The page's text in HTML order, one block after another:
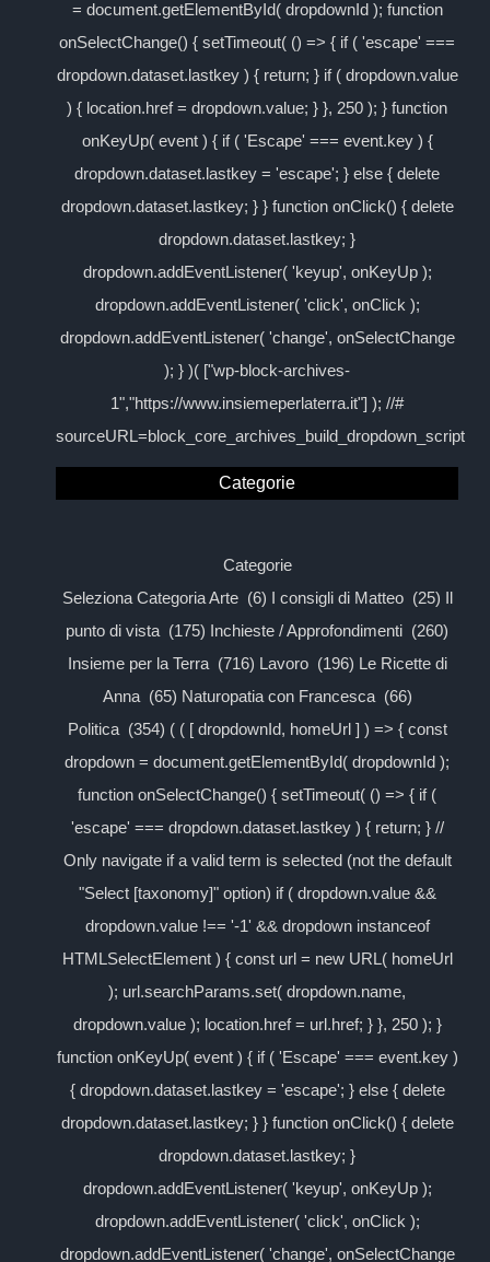
= document.getElementById( dropdownId ); function
onSelectChange() { setTimeout( () => { if ( 'escape' ===
dropdown.dataset.lastkey ) { return; } if ( dropdown.value
) { location.href = dropdown.value; } }, 250 ); } function
onKeyUp( event ) { if ( 'Escape' === event.key ) {
dropdown.dataset.lastkey = 'escape'; } else { delete
dropdown.dataset.lastkey; } } function onClick() { delete
dropdown.dataset.lastkey; }
dropdown.addEventListener( 'keyup', onKeyUp );
dropdown.addEventListener( 'click', onClick );
dropdown.addEventListener( 'change', onSelectChange
); } )( ["wp-block-archives-
1","https://www.insiemeperlaterra.it"] ); //#
sourceURL=block_core_archives_build_dropdown_script
Categorie
Categorie
Seleziona Categoria Arte (6) I consigli di Matteo (25) Il
punto di vista (175) Inchieste / Approfondimenti (260)
Insieme per la Terra (716) Lavoro (196) Le Ricette di
Anna (65) Naturopatia con Francesca (66)
Politica (354) ( ( [ dropdownId, homeUrl ] ) => { const
dropdown = document.getElementById( dropdownId );
function onSelectChange() { setTimeout( () => { if (
'escape' === dropdown.dataset.lastkey ) { return; } //
Only navigate if a valid term is selected (not the default
"Select [taxonomy]" option) if ( dropdown.value &&
dropdown.value !== '-1' && dropdown instanceof
HTMLSelectElement ) { const url = new URL( homeUrl
); url.searchParams.set( dropdown.name,
dropdown.value ); location.href = url.href; } }, 250 ); }
function onKeyUp( event ) { if ( 'Escape' === event.key )
{ dropdown.dataset.lastkey = 'escape'; } else { delete
dropdown.dataset.lastkey; } } function onClick() { delete
dropdown.dataset.lastkey; }
dropdown.addEventListener( 'keyup', onKeyUp );
dropdown.addEventListener( 'click', onClick );
dropdown.addEventListener( 'change', onSelectChange